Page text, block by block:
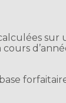
sur